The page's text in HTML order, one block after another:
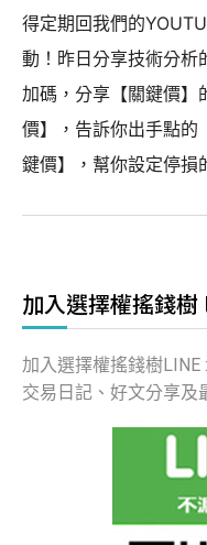
得定期回我們的
動！昨日分享技術分析
加碼，分享【關鍵價】
價】，告訴你出手點的
鍵價】，幫你設定停損
加入選擇權搖錢樹
加入選擇權搖錢樹
交易日記、好文分享及